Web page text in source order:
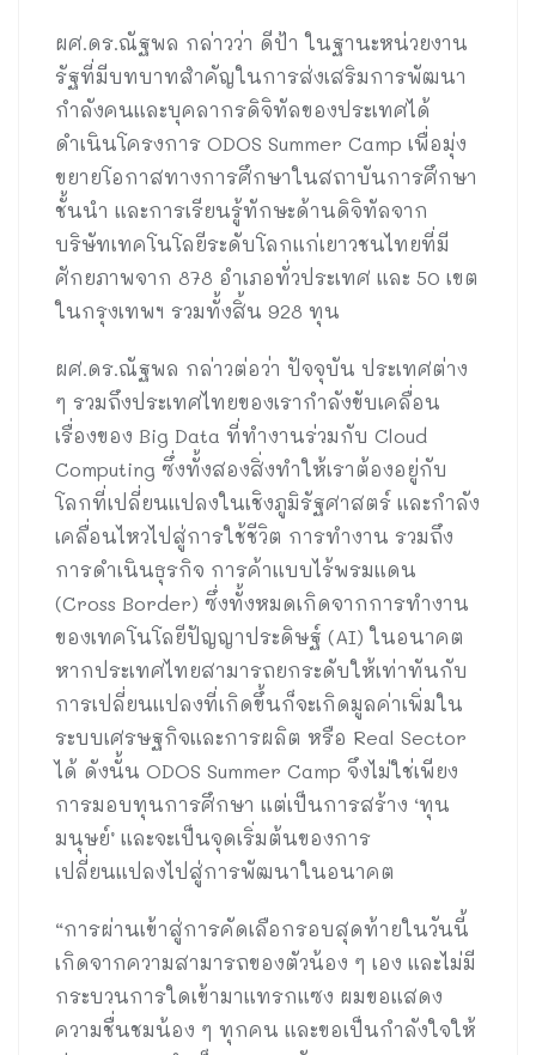
ผศ.ดร.ณัฐพล กล่าวว่า ดีป้า ในฐานะหน่วยงาน
รัฐที่มีบทบาทสำคัญในการส่งเสริมการพัฒนา
กำลังคนและบุคลากรดิจิทัลของประเทศได้
ดำเนินโครงการ ODOS Summer Camp เพื่อมุ่ง
ขยายโอกาสทางการศึกษาในสถาบันการศึกษา
ชั้นนำ และการเรียนรู้ทักษะด้านดิจิทัลจาก
บริษัทเทคโนโลยีระดับโลกแก่เยาวชนไทยที่มี
ศักยภาพจาก 878 อำเภอทั่วประเทศ และ 50 เขต
ในกรุงเทพฯ รวมทั้งสิ้น 928 ทุน
ผศ.ดร.ณัฐพล กล่าวต่อว่า ปัจจุบัน ประเทศต่าง
ๆ รวมถึงประเทศไทยของเรากำลังขับเคลื่อน
เรื่องของ Big Data ที่ทำงานร่วมกับ Cloud
Computing ซึ่งทั้งสองสิ่งทำให้เราต้องอยู่กับ
โลกที่เปลี่ยนแปลงในเชิงภูมิรัฐศาสตร์ และกำลัง
เคลื่อนไหวไปสู่การใช้ชีวิต การทำงาน รวมถึง
การดำเนินธุรกิจ การค้าแบบไร้พรมแดน
(Cross Border) ซึ่งทั้งหมดเกิดจากการทำงาน
ของเทคโนโลยีปัญญาประดิษฐ์ (AI) ในอนาคต
หากประเทศไทยสามารถยกระดับให้เท่าทันกับ
การเปลี่ยนแปลงที่เกิดขึ้นก็จะเกิดมูลค่าเพิ่มใน
ระบบเศรษฐกิจและการผลิต หรือ Real Sector
ได้ ดังนั้น ODOS Summer Camp จึงไม่ใช่เพียง
การมอบทุนการศึกษา แต่เป็นการสร้าง ‘ทุน
มนุษย์’ และจะเป็นจุดเริ่มต้นของการ
เปลี่ยนแปลงไปสู่การพัฒนาในอนาคต
“การผ่านเข้าสู่การคัดเลือกรอบสุดท้ายในวันนี้
เกิดจากความสามารถของตัวน้อง ๆ เอง และไม่มี
กระบวนการใดเข้ามาแทรกแซง ผมขอแสดง
ความชื่นชมน้อง ๆ ทุกคน และขอเป็นกำลังใจให้